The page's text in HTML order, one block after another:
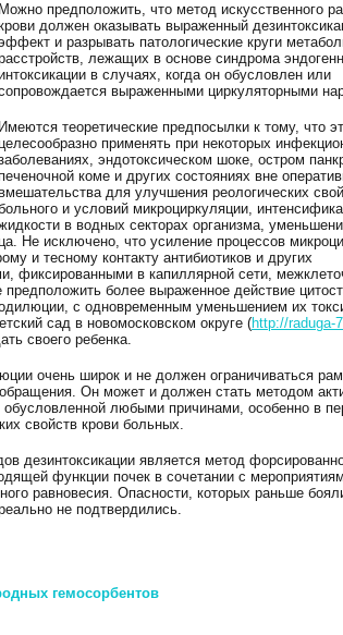
Можно предположить, что метод искусственного
должен оказывать выраженный
и разрывать патологические круги
лежащих в основе синдрома
интоксикации в случаях, когда он обусловлен или
выраженными циркуляторными
Имеются теоретические предпосылки к тому, что
целесообразно применять при некоторых
эндотоксическом шоке, остром
печеночной коме и других состояниях вне
вмешательства для улучшения реологических
и условий микроциркуляции,
в водных секторах организма,
Не исключено, что усиление процессов
и тесному контакту антибиотиков и других
фиксированными в капиллярной сети,
более выраженное действие
с одновременным уменьшением их
сад в новомосковском округе (http://raduga-
своего ребенка.
очень широк и не должен ограничиваться
Он может и должен стать методом
обусловленной любыми причинами, особенно в
свойств крови больных.
является метод
функции почек в сочетании с
равновесия. Опасности, которых раньше
не подтвердились.
гемосорбентов